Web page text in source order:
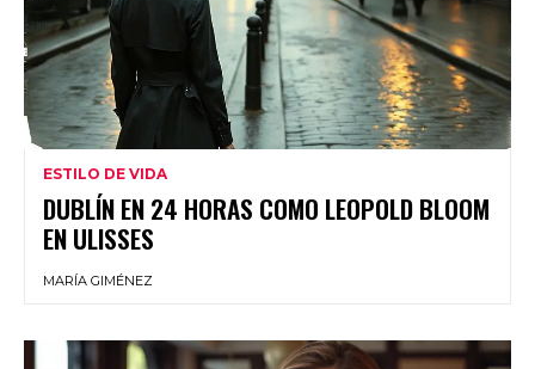
ESTILO DE VIDA
DUBLÍN EN 24 HORAS COMO LEOPOLD BLOOM
EN ULISSES
MARÍA GIMÉNEZ